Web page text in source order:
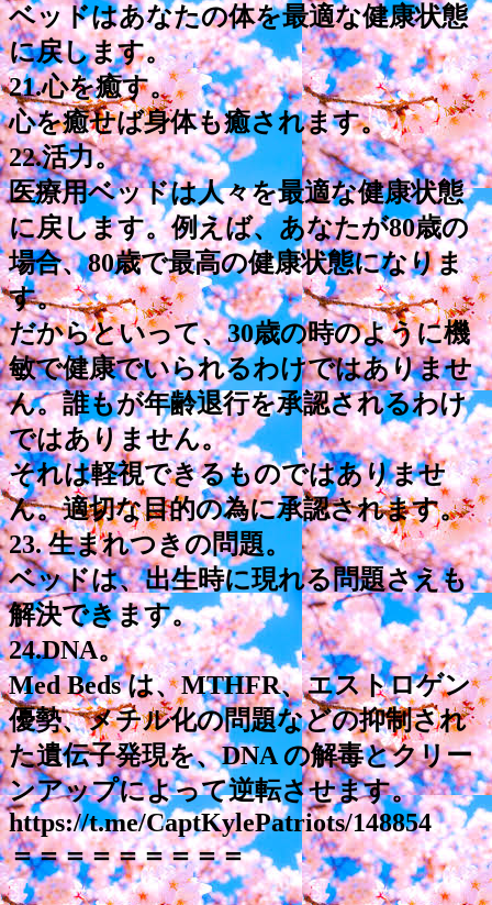
ベッドはあなたの体を最適な健康状態
に戻します。
21.心を癒す。
心を癒せば身体も癒されます。
22.活力。
医療用ベッドは人々を最適な健康状態
に戻します。例えば、あなたが80歳の
場合、80歳で最高の健康状態になりま
す。
だからといって、30歳の時のように機
敏で健康でいられるわけではありませ
ん。誰もが年齢退行を承認されるわけ
ではありません。
それは軽視できるものではありませ
ん。適切な目的の為に承認されます。
23. 生まれつきの問題。
ベッドは、出生時に現れる問題さえも
解決できます。
24.DNA。
Med Beds は、MTHFR、エストロゲン
優勢、メチル化の問題などの抑制され
た遺伝子発現を、DNA の解毒とクリー
ンアップによって逆転させます。
https://t.me/CaptKylePatriots/148854
＝＝＝＝＝＝＝＝＝